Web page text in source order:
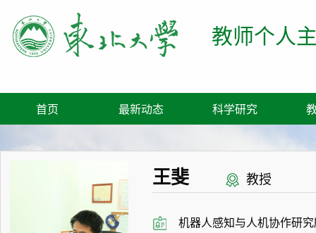
教师个人
首页 最新动态 科学研究
王斐 教授
机器人感知与人机协作研